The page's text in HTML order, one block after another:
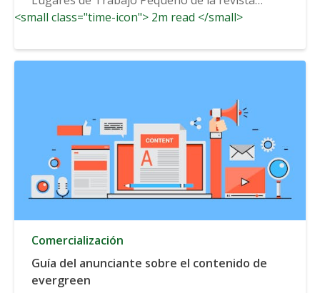
Fortune 2019,...
<small class="time-icon"> 2m read </small>
Comercialización
Guía del anunciante sobre el contenido de
evergreen